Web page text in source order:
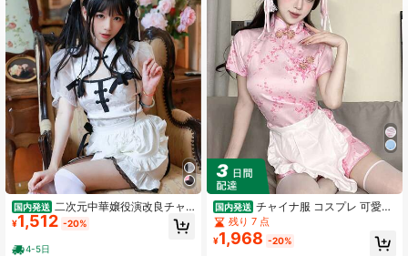
4.53 145 フォロワー
4.53 145 フォロワー
4.53 145 フォロワー
4.53 145 フォロワー
145 フォロワー
国内発送 二次元中華嬢役演改良チャ
イナドレス新モデル修身帯ワンピー
ス日本系純欲風可愛くてセクシーな
デザイン款睡裙(チャイナドレスのみ)
¥1,512 -20%
4-5日
国内発送 チャイナ服 コスプレ 可愛い
チャイナドレス メイド服 コスチュー
ム ワンピース スリット 女性用 コス
プレ衣装 イベント用 ハロウィン 仮
残り 7 点
¥1,968 -20%